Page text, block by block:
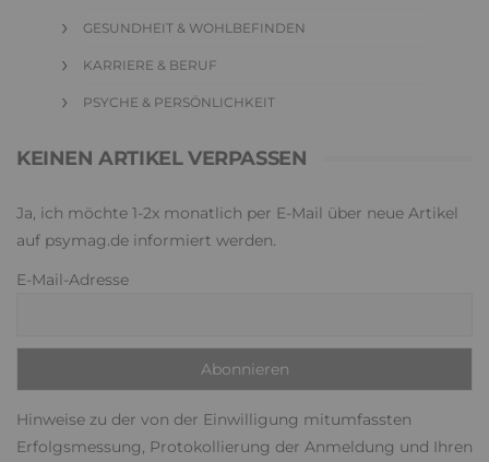
GESUNDHEIT & WOHLBEFINDEN
KARRIERE & BERUF
PSYCHE & PERSÖNLICHKEIT
KEINEN ARTIKEL VERPASSEN
Ja, ich möchte 1-2x monatlich per E-Mail über neue Artikel
auf psymag.de informiert werden.
E-Mail-Adresse
Hinweise zu der von der Einwilligung mitumfassten
Erfolgsmessung, Protokollierung der Anmeldung und Ihren